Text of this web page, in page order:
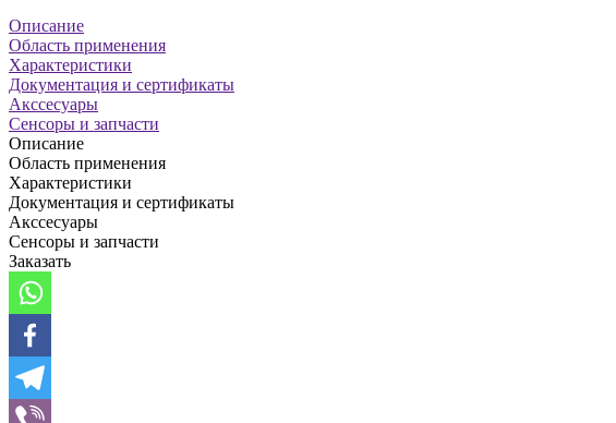
Описание
Область применения
Характеристики
Документация и сертификаты
Акссесуары
Сенсоры и запчасти
Описание
Область применения
Характеристики
Документация и сертификаты
Акссесуары
Сенсоры и запчасти
Заказать